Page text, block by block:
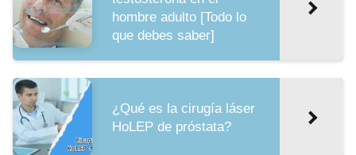
hombre adulto [Todo lo
que debes saber]
¿Qué es la cirugía láser
HoLEP de próstata?